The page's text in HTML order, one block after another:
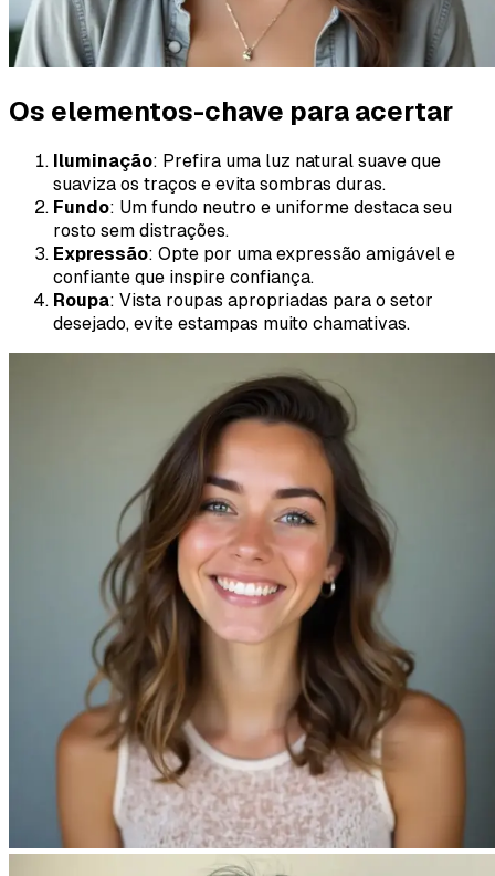
Os elementos-chave para acertar
Iluminação: Prefira uma luz natural suave que
suaviza os traços e evita sombras duras.
Fundo: Um fundo neutro e uniforme destaca seu
rosto sem distrações.
Expressão: Opte por uma expressão amigável e
confiante que inspire confiança.
Roupa: Vista roupas apropriadas para o setor
desejado, evite estampas muito chamativas.